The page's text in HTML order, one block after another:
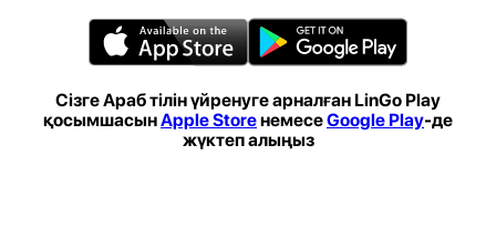
Сізге Араб тілін үйренуге арналған LinGo Play
қосымшасынApple StoreнемесеGoogle Play-де
жүктеп алыңыз